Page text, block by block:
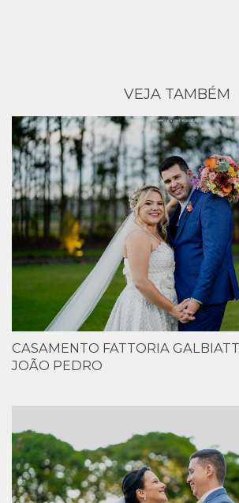
VEJA TAMBÉM
CASAMENTO FATTORIA
JOÃO PEDRO